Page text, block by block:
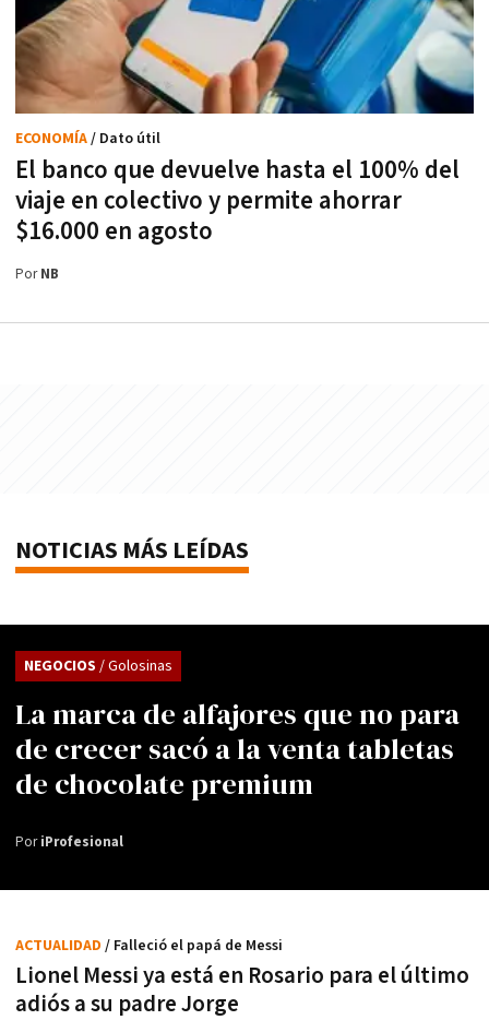
El banco que devuelve hasta el 100% del
viaje en colectivo y permite ahorrar
$16.000 en agosto
ECONOMÍA/ Dato útil
PorNB
NOTICIAS MÁS LEÍDAS
La marca de alfajores que no para
de crecer sacó a la venta tabletas
de chocolate premium
NEGOCIOS / Golosinas
PoriProfesional
Lionel Messi ya está en Rosario para el último
adiós a su padre Jorge
ACTUALIDAD / Falleció el papá de Messi